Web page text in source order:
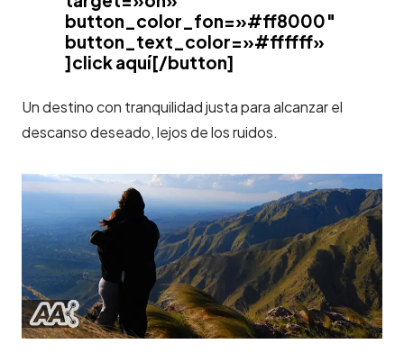
button_color_fon=»#ff8000″
button_text_color=»#ffffff»
]click aquí[/button]
Un destino con tranquilidad justa para alcanzar el
descanso deseado, lejos de los ruidos.